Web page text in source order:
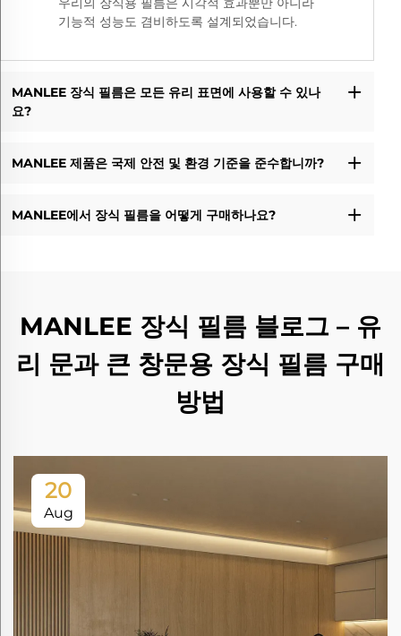
기능적 성능도 겸비하도록 설계되었습니다.
MANLEE 장식 필름은 모든 유리 표면에 사용할 수 있나
요?
MANLEE 제품은 국제 안전 및 환경 기준을 준수합니까?
MANLEE에서 장식 필름을 어떻게 구매하나요?
MANLEE 장식 필름 블로그 – 유
리 문과 큰 창문용 장식 필름 구매
방법
20
Aug